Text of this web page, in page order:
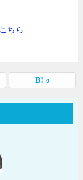
こちら
0